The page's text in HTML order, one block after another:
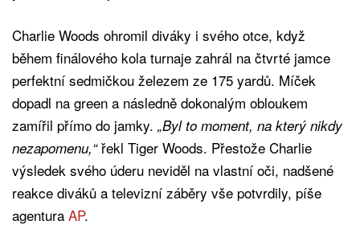
Charlie Woods ohromil diváky i svého otce, když
během finálového kola turnaje zahrál na čtvrté jamce
perfektní sedmičkou železem ze 175 yardů. Míček
dopadl na green a následně dokonalým obloukem
zamířil přímo do jamky. „Byl to moment, na který nikdy
nezapomenu,“řekl Tiger Woods. Přestože Charlie
výsledek svého úderu neviděl na vlastní oči, nadšené
reakce diváků a televizní záběry vše potvrdily, píše
agentura AP.